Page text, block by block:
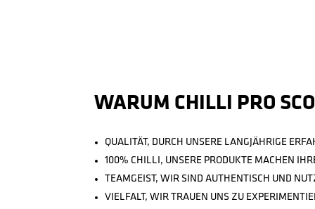
WARUM CHILLI PRO
QUALITÄT, DURCH UNSERE LANGJÄHRIGE
100% CHILLI, UNSERE PRODUKTE MACHEN
TEAMGEIST, WIR SIND AUTHENTISCH UND
VIELFALT, WIR TRAUEN UNS ZU